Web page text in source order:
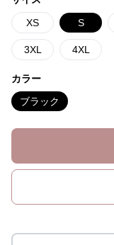
XS S
3XL 4XL
カラー
ブラック